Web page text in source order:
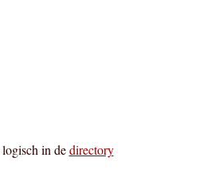
in dedirectory